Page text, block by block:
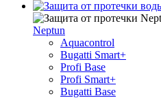
Neptun
Aquacontrol
Bugatti Smart+
Profi Base
Profi Smart+
Bugatti Base